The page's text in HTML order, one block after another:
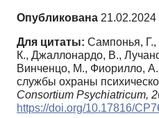
Опубликована 21.02.2024
Для цитаты: Сампонья, Г.,
К., Джаллонардо, В.,
Винченцо, М., Фиорилло,
службы охраны
Consortium Psychiatricum, 2
https://doi.org/10.17816/